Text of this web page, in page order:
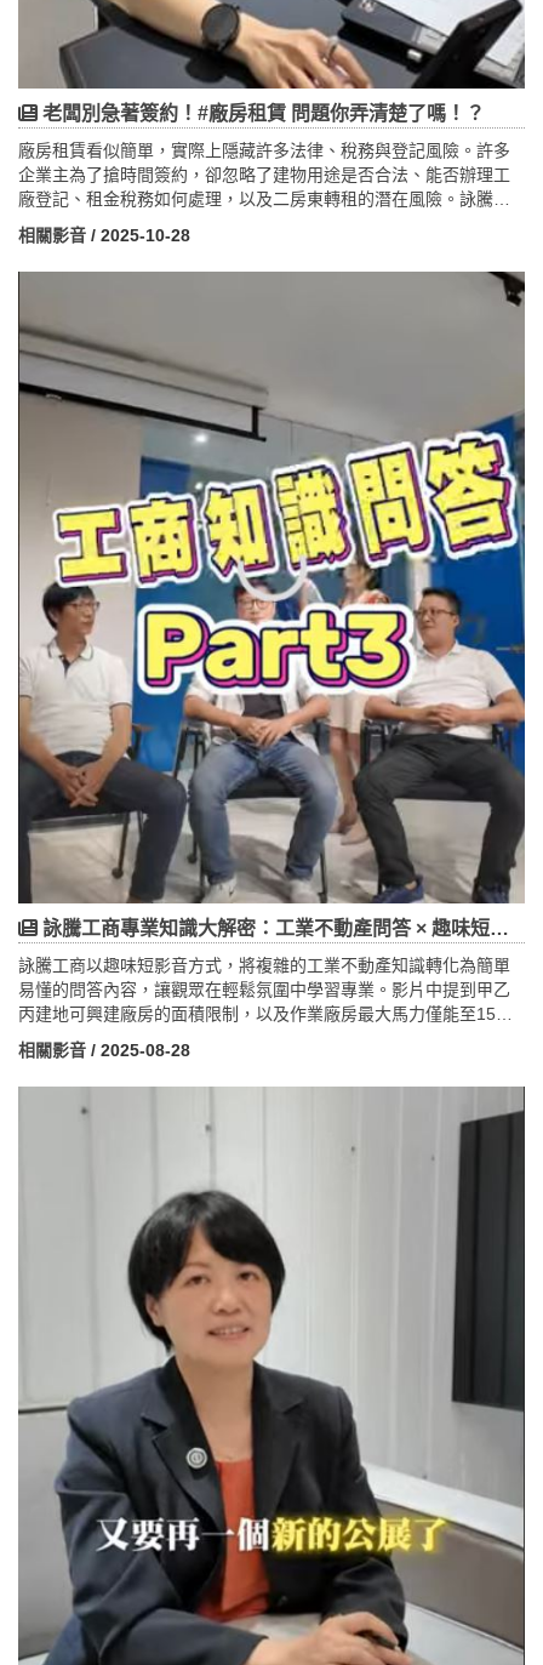
老闆別急著簽約！#廠房租賃 問題你弄清楚了嗎！？
廠房租賃看似簡單，實際上隱藏許多法律、稅務與登記風險。許多
企業主為了搶時間簽約，卻忽略了建物用途是否合法、能否辦理工
廠登記、租金稅務如何處理，以及二房東轉租的潛在風險。詠騰工
商提醒，簽約前應仔細檢視合約條款、消防安全與權利義務，避免
事後糾紛。
太平洋房屋詠騰工商加盟店為桃園在地的工業不動產專家，專營廠
房、工業地、農建地及各類用地的買賣與租賃，提供從工廠登記、
建築規劃到銀行估價的一站式服務。團隊秉持「快速、安全、專
業」的原則，協助企業順利設廠與營運。租廠前多問一分鐘，勝過
事後的麻煩一年，找詠騰工商，讓企業選對基地、安心啟動。
相關影音 / 2025-10-28
詠騰工商專業知識大解密：工業不動產問答 × 趣味短影音行銷
詠騰工商以趣味短影音方式，將複雜的工業不動產知識轉化為簡單
易懂的問答內容，讓觀眾在輕鬆氛圍中學習專業。影片中提到甲乙
丙建地可興建廠房的面積限制，以及作業廠房最大馬力僅能至15馬
力，並介紹詠騰工商提供的全方位服務，包括廠房與工業地買賣租
賃、工廠登記、銀行估價鑑價、建築規劃及地目變更諮詢等。
身為太平洋房屋詠騰工商加盟店，詠騰深耕桃園工業不動產市場，
具備多年專業經驗與合法經紀資格，能為客戶提供安全、快速、專
業的一站式服務。透過創新行銷與專業結合，詠騰工商不僅提升品
相關影音 / 2025-08-28